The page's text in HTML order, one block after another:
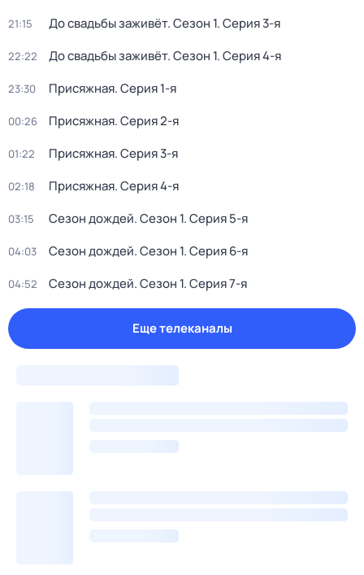
21:15 До свадьбы заживёт. Сезон 1. Серия 3-я
22:22 До свадьбы заживёт. Сезон 1. Серия 4-я
23:30 Присяжная. Серия 1-я
00:26 Присяжная. Серия 2-я
01:22 Присяжная. Серия 3-я
02:18 Присяжная. Серия 4-я
03:15 Сезон дождей. Сезон 1. Серия 5-я
04:03 Сезон дождей. Сезон 1. Серия 6-я
04:52 Сезон дождей. Сезон 1. Серия 7-я
Еще телеканалы